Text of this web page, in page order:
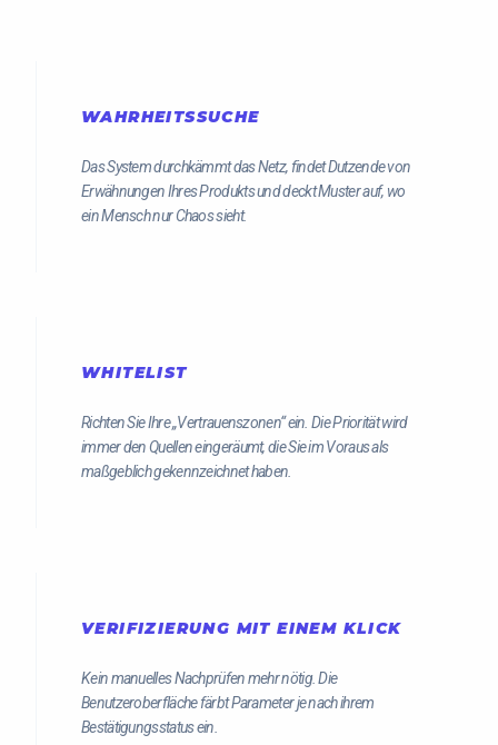
WAHRHEITSSUCHE
Das System durchkämmt das Netz, findet Dutzende von
Erwähnungen Ihres Produkts und deckt Muster auf, wo
ein Mensch nur Chaos sieht.
WHITELIST
Richten Sie Ihre „Vertrauenszonen“ ein. Die Priorität wird
immer den Quellen eingeräumt, die Sie im Voraus als
maßgeblich gekennzeichnet haben.
VERIFIZIERUNG MIT EINEM KLICK
Kein manuelles Nachprüfen mehr nötig. Die
Benutzeroberfläche färbt Parameter je nach ihrem
Bestätigungsstatus ein.